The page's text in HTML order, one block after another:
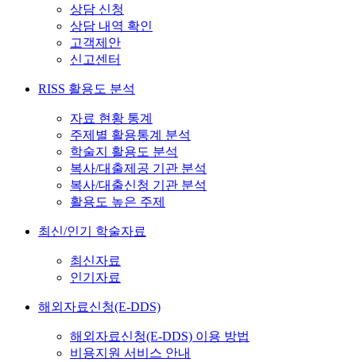
상담 신청
상담 내역 확인
고객제안
신고센터
RISS 활용도 분석
자료 현황 통계
주제별 활용통계 분석
학술지 활용도 분석
복사/대출제공 기관 분석
복사/대출신청 기관 분석
활용도 높은 주제
최신/인기 학술자료
최신자료
인기자료
해외자료신청(E-DDS)
해외자료신청(E-DDS) 이용 방법
비용지원 서비스 안내